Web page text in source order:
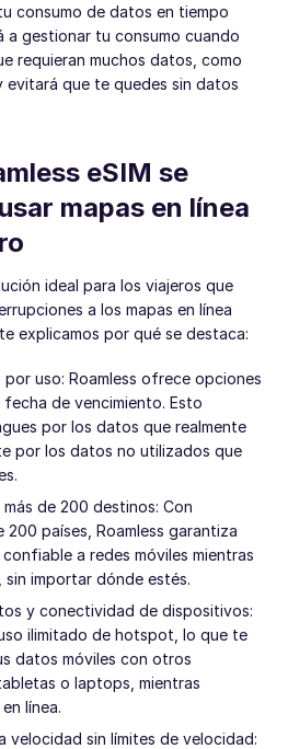
consumo de datos en tiempo
a gestionar tu consumo cuando
requieran muchos datos, como
evitará que te quedes sin datos
eSIM se
mapas en línea
ideal para los viajeros que
a los mapas en línea
explicamos por qué se destaca:
uso: Roamless ofrece opciones
de vencimiento. Esto
por los datos que realmente
por los datos no utilizados que
de 200 destinos: Con
200 países, Roamless garantiza
a redes móviles mientras
sin importar dónde estés.
y conectividad de dispositivos:
ilimitado de hotspot, lo que te
datos móviles con otros
o laptops, mientras
línea.
velocidad sin límites de velocidad: